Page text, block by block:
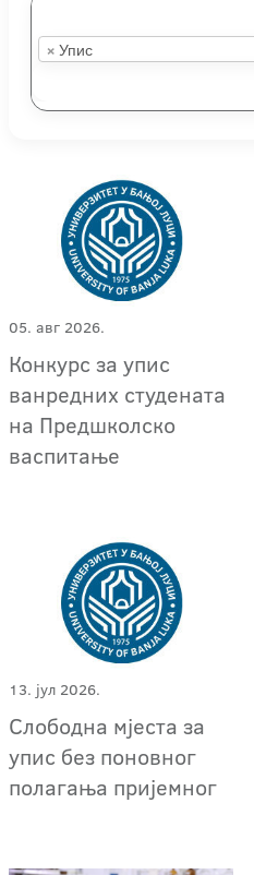
× Упис
05. авг 2026.
Конкурс за упис
ванредних студената
на Предшколско
васпитање
13. јул 2026.
Слободна мјеста за
упис без поновног
полагања пријемног